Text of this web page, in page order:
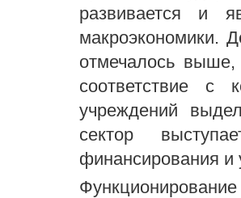
развивается и
макроэкономики.
отмечалось
соответствие с
учреждений
сектор
финансирования и